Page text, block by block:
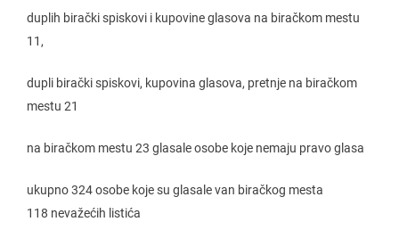
duplih birački spiskovi i kupovine glasova na biračkom mestu
11,
dupli birački spiskovi, kupovina glasova, pretnje na biračkom
mestu 21
na biračkom mestu 23 glasale osobe koje nemaju pravo glasa
ukupno 324 osobe koje su glasale van biračkog mesta
118 nevažećih listića